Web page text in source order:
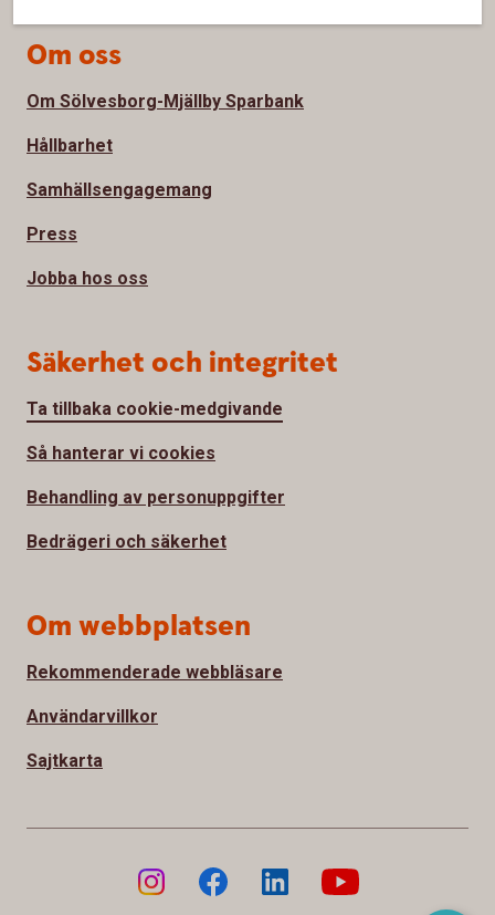
Om oss
Om Sölvesborg-Mjällby Sparbank
Hållbarhet
Samhällsengagemang
Press
Jobba hos oss
Säkerhet och integritet
Ta tillbaka cookie-medgivande
Så hanterar vi cookies
Behandling av personuppgifter
Bedrägeri och säkerhet
Om webbplatsen
Rekommenderade webbläsare
Användarvillkor
Sajtkarta